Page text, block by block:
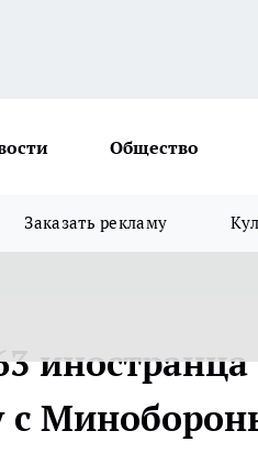
Общество
Заказать рекламу
с